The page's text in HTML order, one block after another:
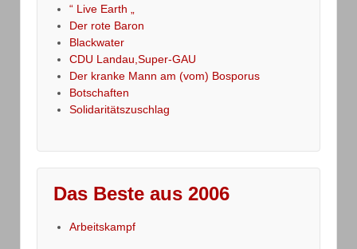
“ Live Earth „
Der rote Baron
Blackwater
CDU Landau,Super-GAU
Der kranke Mann am (vom) Bosporus
Botschaften
Solidaritätszuschlag
Das Beste aus 2006
Arbeitskampf